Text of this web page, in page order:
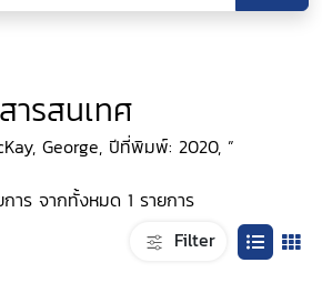
ารสนเทศ
George, ปีที่พิมพ์: 2020, ”
าร จากทั้งหมด 1 รายการ
Filter